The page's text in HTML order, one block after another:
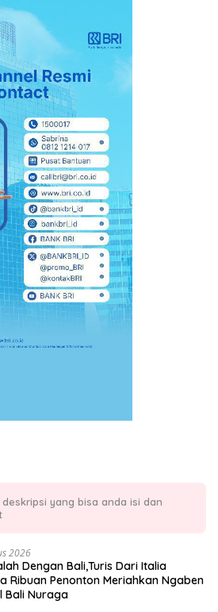
yang bisa anda isi dan
2026
Dengan Bali,Turis Dari Italia
Ribuan Penonton Meriahkan Ngaben
Bali Nuraga